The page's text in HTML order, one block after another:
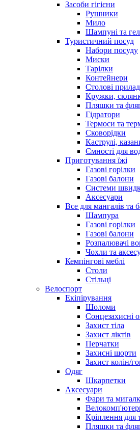
Засоби гігієни
Рушники
Мило
Шампуні та
Туристичний посуд
Набори посуду
Миски
Тарілки
Контейнери
Столові
Кружки,
Пляшки та
Гідратори
Термоси та
Сковорідки
Каструлі,
Ємності для
Приготування їжі
Газові горілки
Газові балони
Системи
Аксесуари
Все для мангалів та
Шампура
Газові горілки
Газові балони
Розпалювачі
Чохли та
Кемпінгові меблі
Столи
Стільці
Велоспорт
Екіпірування
Шоломи
Сонцезахисні
Захист тіла
Захист ліктів
Перчатки
Захисні шорти
Захист колін/
Одяг
Шкарпетки
Аксесуари
Фари та
Кріплення для
Пляшки та